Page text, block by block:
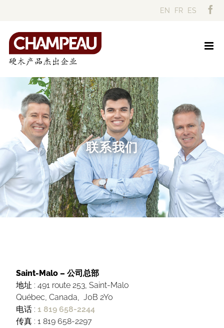
content
EN FR ES
联系我们
Saint-Malo – 公司总部
地址 : 491 route 253, Saint-Malo
Québec, Canada, J0B 2Y0
电话 : 1 819 658-2244
传真 : 1 819 658-2297